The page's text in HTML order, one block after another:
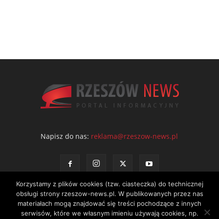
Napisz do nas: reklama@rzeszow-news.pl
Kontakt Polityka prywatności Regulamin portalu
Korzystamy z plików cookies (tzw. ciasteczka) do technicznej
obsługi strony rzeszow-news.pl. W publikowanych przez nas
materiałach mogą znajdować się treści pochodzące z innych
serwisów, które we własnym imieniu używają cookies, np.